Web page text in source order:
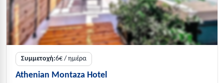
Συμμετοχή:6€ / ημέρα
Athenian Montaza Hotel